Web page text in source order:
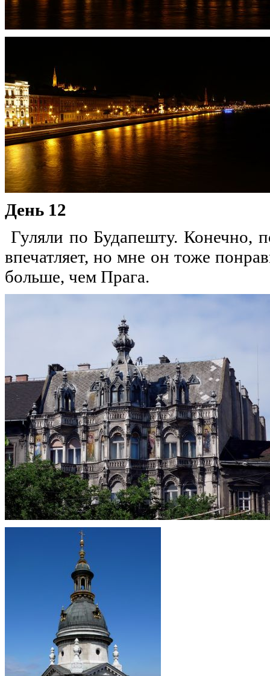
День 12
Гуляли по Будапешту. Конечно,
впечатляет, но мне он тоже
больше, чем Прага.